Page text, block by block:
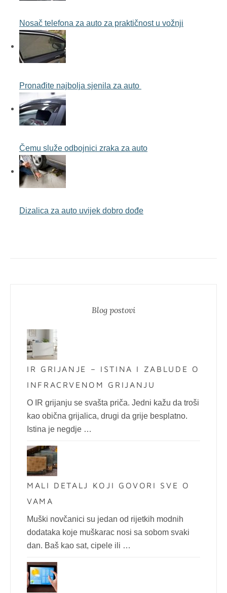
Nosač telefona za auto za praktičnost u vožnji
Pronađite najbolja sjenila za auto
Čemu služe odbojnici zraka za auto
Dizalica za auto uvijek dobro dođe
Blog postovi
IR GRIJANJE – ISTINA I ZABLUDE O
INFRACRVENOM GRIJANJU
O IR grijanju se svašta priča. Jedni kažu da troši
kao obična grijalica, drugi da grije besplatno.
Istina je negdje …
MALI DETALJ KOJI GOVORI SVE O
VAMA
Muški novčanici su jedan od rijetkih modnih
dodataka koje muškarac nosi sa sobom svaki
dan. Baš kao sat, cipele ili …